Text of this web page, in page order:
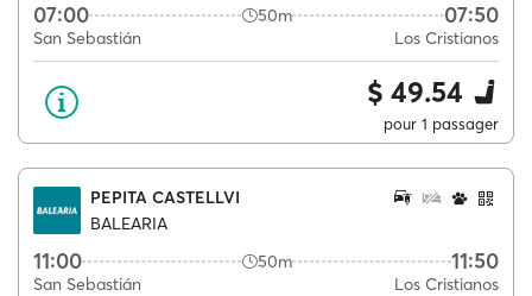
07:00 50m 07:50
San Sebastián Los Cristianos
$ 49.54
pour 1 passager
PEPITA CASTELLVI
BALEARIA
11:00 50m 11:50
San Sebastián Los Cristianos